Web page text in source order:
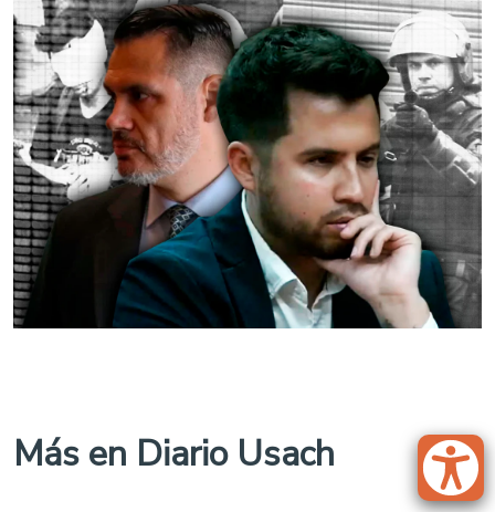
Más en Diario Usach